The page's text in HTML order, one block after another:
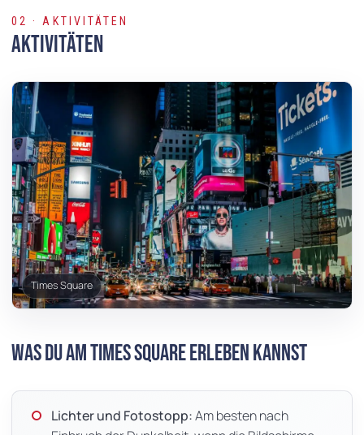
02 · AKTIVITÄTEN
Aktivitäten
Times Square
Was du am Times Square erleben kannst
Lichter und Fotostopp:Am besten nach